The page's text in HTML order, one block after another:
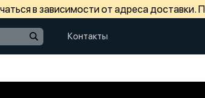
в зависимости от адреса доставки.
Контакты